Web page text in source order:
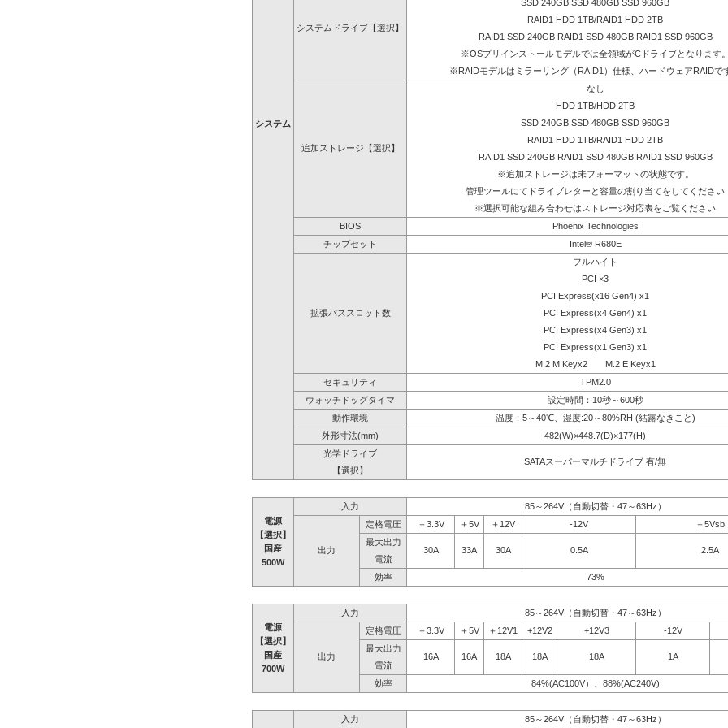
システム
システムドライブ【選択】
SSD 240GB SSD 480GB SSD 960GB
RAID1 HDD 1TB/RAID1 HDD 2TB
RAID1 SSD 240GB RAID1 SSD 480GB RAID1 SSD 960GB
※OSプリインストールモデルでは全領域がCドライブとなります
※RAIDモデルはミラーリング（RAID1）仕様、ハードウェアRAIDで
追加ストレージ【選択】
なし
HDD 1TB/HDD 2TB
SSD 240GB SSD 480GB SSD 960GB
RAID1 HDD 1TB/RAID1 HDD 2TB
RAID1 SSD 240GB RAID1 SSD 480GB RAID1 SSD 960GB
※追加ストレージは未フォーマットの状態です。
管理ツールにてドライブレターと容量の割り当てをしてください
※選択可能な組み合わせはストレージ対応表をご覧ください
BIOS
Phoenix Technologies
チップセット
Intel® R680E
拡張バススロット数
フルハイト
PCI ×3
PCI Express(x16 Gen4) x1
PCI Express(x4 Gen4) x1
PCI Express(x4 Gen3) x1
PCI Express(x1 Gen3) x1
M.2 M Keyx2 M.2 E Keyx1
セキュリティ
TPM2.0
ウォッチドッグタイマ
設定時間：10秒～600秒
動作環境
温度：5～40℃、湿度:20～80%RH (結露なきこと)
外形寸法(mm)
482(W)×448.7(D)×177(H)
光学ドライブ
SATAスーパーマルチドライブ 有/無
【選択】
電源
【選択】
国産
500W
入力 85～264V（自動切替・47～63Hz）
出力
定格電圧 ＋3.3V ＋5V ＋12V -12V
＋5Vsb
最大出力
30A
33A 30A 0.5A
2.5A
電流
効率
73%
電源
【選択】
国産
700W
入力 85～264V（自動切替・47～63Hz）
出力
定格電圧 ＋3.3V ＋5V ＋12V1 +12V2 +12V3
-12V
最大出力
16A
16A 18A 18A 18A
1A
電流
効率
84%(AC100V）、88%(AC240V)
入力 85～264V（自動切替・47～63Hz）